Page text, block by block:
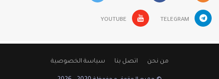
TELEGRAM
YOUTUBE
من نحن اتصل بنا سياسة الخصوصية